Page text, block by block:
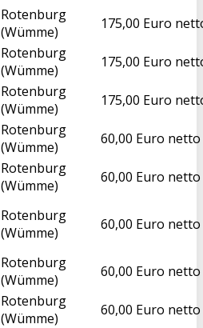
Rotenburg
(Wümme)
175,00 Euro
Rotenburg
(Wümme)
175,00 Euro
Rotenburg
(Wümme)
175,00 Euro
Rotenburg
(Wümme)
60,00 Euro netto
Rotenburg
(Wümme)
60,00 Euro netto
Rotenburg
(Wümme)
60,00 Euro netto
Rotenburg
(Wümme)
60,00 Euro netto
Rotenburg
(Wümme)
60,00 Euro netto